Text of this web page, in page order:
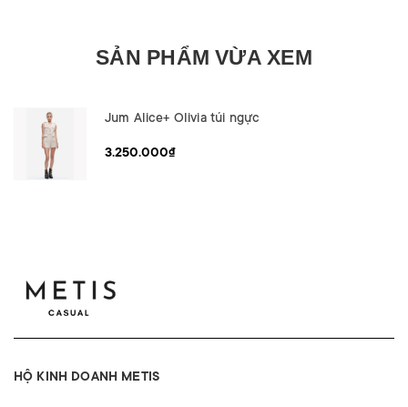
SẢN PHẨM VỪA XEM
Jum Alice+ Olivia túi ngực
3.250.000₫
HỘ KINH DOANH METIS